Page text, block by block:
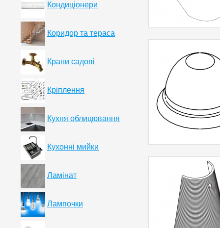
Кондиціонери
Коридор та тераса
Крани садові
Кріплення
Кухня облицювання
Кухонні мийки
Ламінат
Лампочки